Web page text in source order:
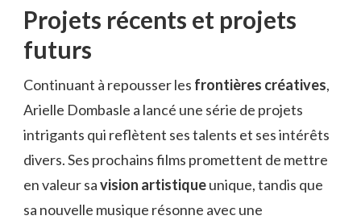
Projets récents et projets
futurs
Continuant à repousser les frontières créatives,
Arielle Dombasle a lancé une série de projets
intrigants qui reflètent ses talents et ses intérêts
divers. Ses prochains films promettent de mettre
en valeur savision artistiqueunique, tandis que
sa nouvelle musique résonne avec une